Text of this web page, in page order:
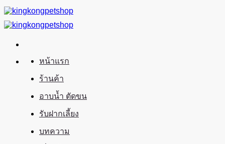
ข้าม
ไป
เนื้อหา
หน้าแรก
ร้านค้า
อาบน้ำ ตัดขน
รับฝากเลี้ยง
บทความ